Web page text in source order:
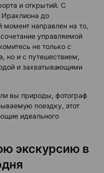
и открытий. С
до
направлен на то,
сочетание управляемой
не только с
, но и с путешествием,
и захватывающими
вы природы, фотограф
поездку, этот
идеального
экскурсию в